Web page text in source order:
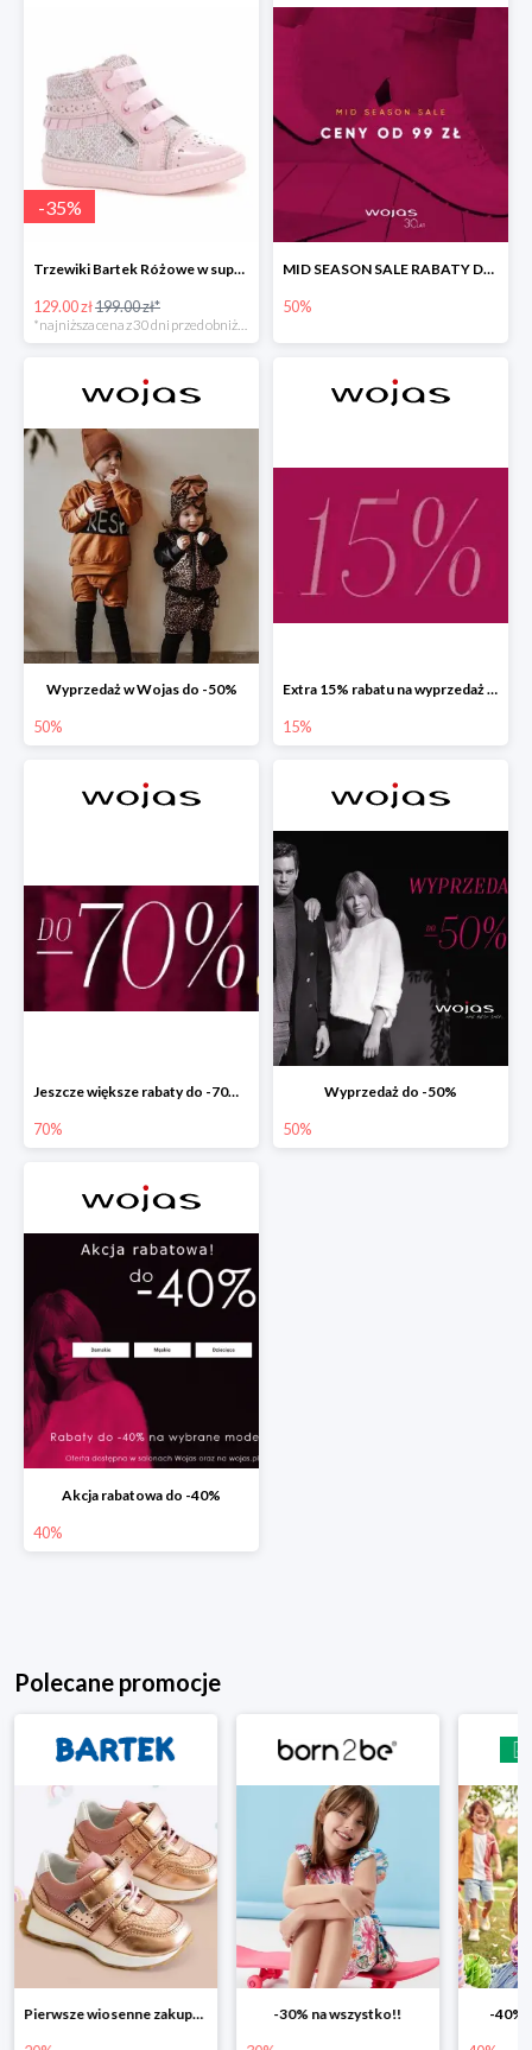
-35%
Trzewiki Bartek Różowe w super cenie
129.00 zł199.00 zł*
MID SEASON SALE RABATY DO -50%
50%
Wyprzedaż w Wojas do -50%
50%
Extra 15% rabatu na wyprzedaż w Wojas z kodem rabatowym
15%
Jeszcze większe rabaty do -70% w Wojas
70%
Wyprzedaż do -50%
50%
Akcja rabatowa do -40%
40%
Polecane promocje
Pierwsze wiosenne zakupy -20% -30% na wszystko!! -40%